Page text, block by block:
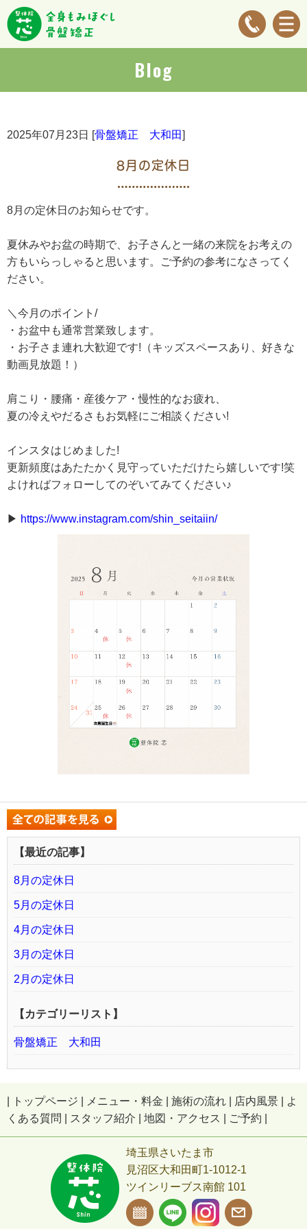
Blog
2025年07月23日 [骨盤矯正 大和田]
8月の定休日
8月の定休日のお知らせです。
夏休みやお盆の時期で、お子さんと一緒の来院をお考えの
方もいらっしゃると思います。ご予約の参考になさってく
ださい。
＼今月のポイント/
・お盆中も通常営業致します。
・お子さま連れ大歓迎です!（キッズスペースあり、好きな
動画見放題！）
肩こり・腰痛・産後ケア・慢性的なお疲れ、
夏の冷えやだるさもお気軽にご相談ください!
インスタはじめました!
更新頻度はあたたかく見守っていただけたら嬉しいです!笑
よければフォローしてのぞいてみてください♪
▶ https://www.instagram.com/shin_seitaiin/
【最近の記事】
8月の定休日
5月の定休日
4月の定休日
3月の定休日
2月の定休日
【カテゴリーリスト】
骨盤矯正 大和田
トップページ メニュー・料金 施術の流れ 店内風景
よ
くある質問
スタッフ紹介 地図・アクセス ご予約
埼玉県さいたま市
見沼区大和田町1-1012-1
ツインリーブス南館 101